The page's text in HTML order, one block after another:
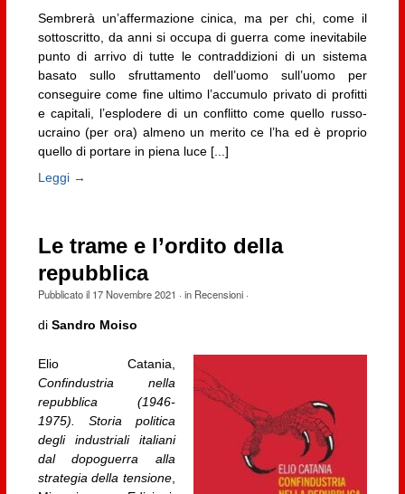
Sembrerà un’affermazione cinica, ma per chi, come il
sottoscritto, da anni si occupa di guerra come inevitabile
punto di arrivo di tutte le contraddizioni di un sistema
basato sullo sfruttamento dell’uomo sull’uomo per
conseguire come fine ultimo l’accumulo privato di profitti
e capitali, l’esplodere di un conflitto come quello russo-
ucraino (per ora) almeno un merito ce l’ha ed è proprio
quello di portare in piena luce [...]
Leggi →
Le trame e l’ordito della
repubblica
Pubblicato il 17 Novembre 2021 · in Recensioni·
di Sandro Moiso
Elio Catania,
Confindustria nella
repubblica (1946-
1975). Storia politica
degli industriali italiani
dal dopoguerra alla
strategia della tensione